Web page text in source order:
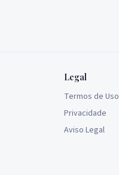
Legal
Termos de Uso
Privacidade
Aviso Legal